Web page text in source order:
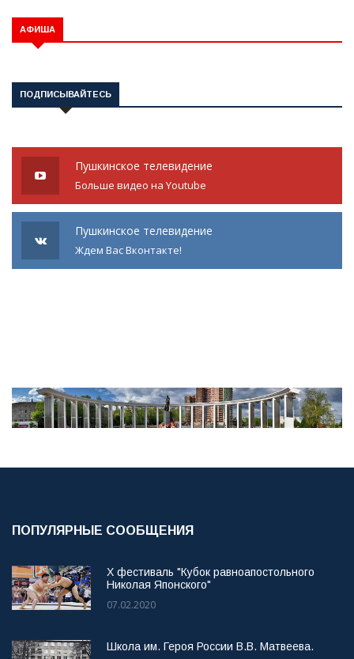
АФИША
ПОДПИСЫВАЙТЕСЬ
Пушкинское телевидение
Больше видео на Youtube
Пушкинское телевидение
Ждем Вас Вконтакте!
ПОПУЛЯРНЫЕ СООБЩЕНИЯ
X фестиваль "Кубок равноапостольного
Николая Японского"
07.02.2020
Школа им. Героя России В.В. Матвеева.